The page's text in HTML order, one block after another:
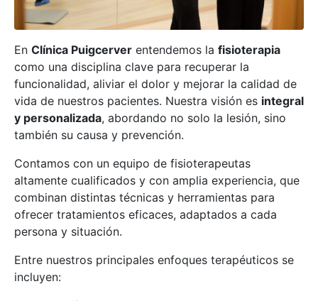
En Clínica Puigcerver entendemos la fisioterapia
como una disciplina clave para recuperar la
funcionalidad, aliviar el dolor y mejorar la calidad de
vida de nuestros pacientes. Nuestra visión es integral
y personalizada, abordando no solo la lesión, sino
también su causa y prevención.
Contamos con un equipo de fisioterapeutas
altamente cualificados y con amplia experiencia, que
combinan distintas técnicas y herramientas para
ofrecer tratamientos eficaces, adaptados a cada
persona y situación.
Entre nuestros principales enfoques terapéuticos se
incluyen: